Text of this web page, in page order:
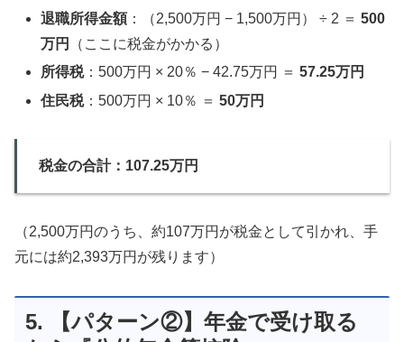
退職所得金額：（2,500万円 − 1,500万円） ÷ 2 ＝500
万円
（ここに税金がかかる）
所得税：500万円 × 20％ − 42.75万円 ＝57.25万円
住民税：500万円 × 10％ ＝50万円
税金の合計：107.25万円
（2,500万円のうち、約107万円が税金として引かれ、手
元には約2,393万円が残ります）
5. 【パターン②】年金で受け取る